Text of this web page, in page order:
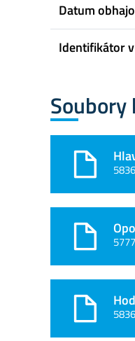
Datum
Identifikátor